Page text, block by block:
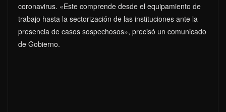
coronavirus. «Este comprende desde el equipamiento de
trabajo hasta la sectorización de las instituciones ante la
presencia de casos sospechosos», precisó un comunicado
de Gobierno.